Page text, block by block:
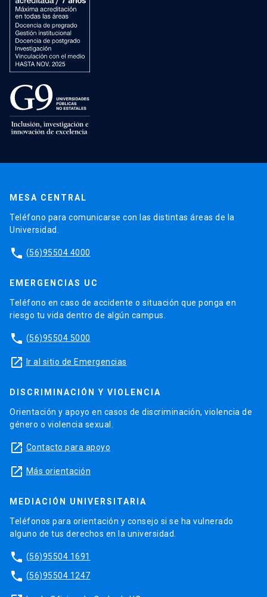
MESA CENTRAL
Teléfono para comunicarse con las distintas áreas de la
Universidad.
phone (56)95504 4000
EMERGENCIAS UC
Teléfono en caso de accidente o situación que ponga en
riesgo tu vida dentro de algún campus.
phone (56)95504 5000
launch Ir al sitio de Emergencias
DISCRIMINACIÓN Y VIOLENCIA
Orientación y apoyo en casos de discriminación, violencia de
género o violencia sexual.
launch Contacto para apoyo
launch Más orientación
MEDIACIÓN UNIVERSITARIA
Teléfonos para orientación y consejo si se ha vulnerado
alguno de tus derechos en la universidad.
phone (56)95504 1691
phone (56)95504 1247